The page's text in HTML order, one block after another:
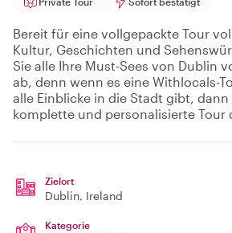
Bereit für eine vollgepackte Tour
Kultur, Geschichten und
Sie alle Ihre Must-Sees von Dublin
ab, denn wenn es eine Withlocals-
alle Einblicke in die Stadt gibt, dann
komplette und personalisierte Tour
Zielort
Dublin, Ireland
Kategorie